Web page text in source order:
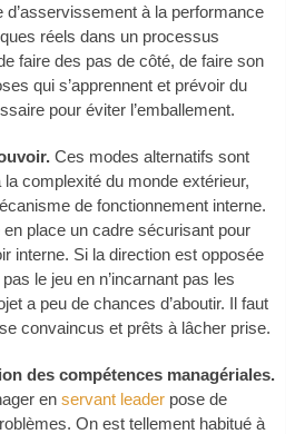
d’asservissement à la performance
réels dans un processus
faire des pas de côté, de faire son
qui s’apprennent et prévoir du
pour éviter l’emballement.
Ces modes alternatifs sont
complexité du monde extérieur,
de fonctionnement interne.
place un cadre sécurisant pour
interne. Si la direction est opposée
le jeu en n’incarnant pas les
a peu de chances d’aboutir. Il faut
convaincus et prêts à lâcher prise.
des compétences managériales.
en servant leaderpose de
On est tellement habitué à